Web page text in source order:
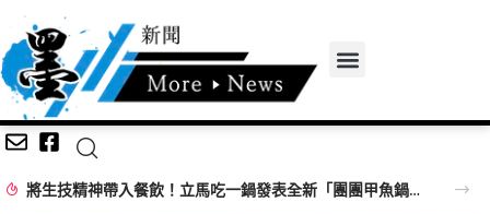
將生技精神帶入餐飲！立馬吃一鍋發表全新「團團甲魚鍋」 搶攻特色鍋物市場